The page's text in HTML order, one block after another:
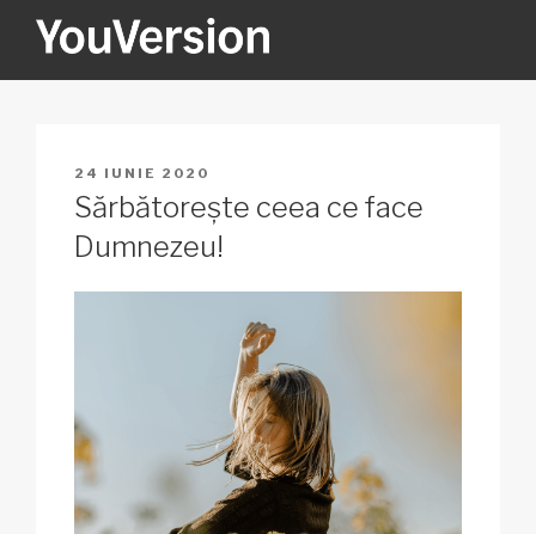
YOUVERSION
PUBLICAT
PE
24 IUNIE 2020
Sărbătorește ceea ce face
Dumnezeu!